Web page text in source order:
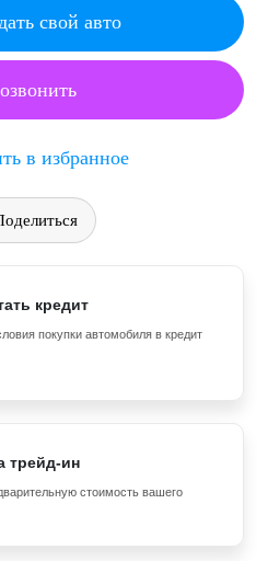
свой авто
в избранное
кредит
покупки автомобиля в кредит
трейд-ин
стоимость вашего